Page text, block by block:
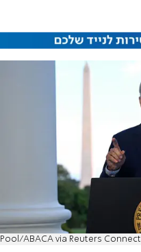
Pool/ABACA via Reuters Connect